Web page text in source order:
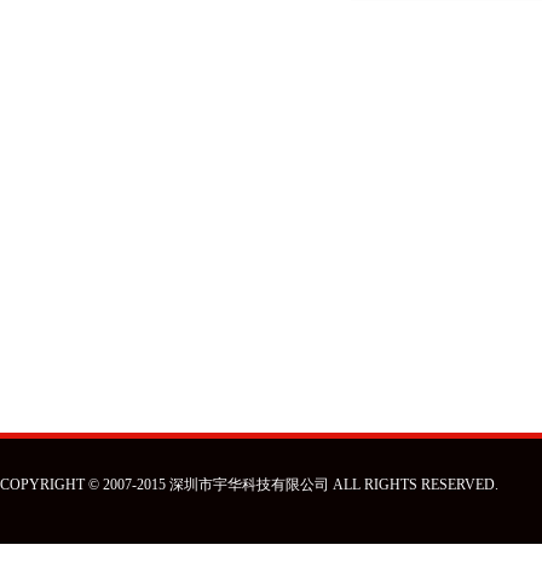
COPYRIGHT © 2007-2015 深圳市宇华科技有限公司 ALL RIGHTS RESERVED.